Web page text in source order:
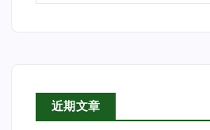
近期文章